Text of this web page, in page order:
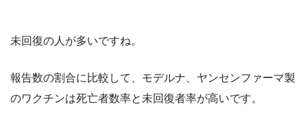
未回復の人が多いですね。
報告数の割合に比較して、モデルナ、ヤンセンファーマ製
のワクチンは死亡者数率と未回復者率が高いです。